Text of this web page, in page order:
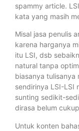
spammy article.
kata yang masih
Misal jasa penulis
karena harganya
itu LSI, dsb
natural tanpa
biasanya tulisanya
sendirinya LSI-LSI
sunting sedikit-
dirasa belum
Untuk konten